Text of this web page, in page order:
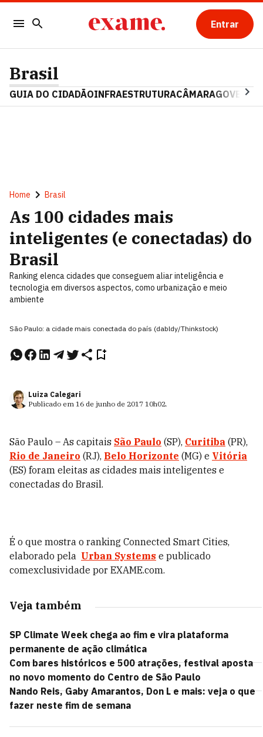
Entrar
Brasil
GUIA DO CIDADÃOINFRAESTRUTURACÂMARAGOVERNO
Home Brasil
As 100 cidades mais
inteligentes (e conectadas) do
Brasil
Ranking elenca cidades que conseguem aliar inteligência e
tecnologia em diversos aspectos, como urbanização e meio
ambiente
São Paulo: a cidade mais conectada do país (dabldy/Thinkstock)
Luiza Calegari
Publicado em 16 de junho de 2017 10h02.
São Paulo – As capitais São Paulo (SP), Curitiba (PR),
Rio de Janeiro (RJ), Belo Horizonte (MG) e Vitória
(ES) foram eleitas as cidades mais inteligentes e
conectadas do Brasil.
É o que mostra o ranking Connected Smart Cities,
elaborado pela Urban Systems e publicado
comexclusividade por EXAME.com.
Veja também
SP Climate Week chega ao fim e vira plataforma
permanente de ação climática
Com bares históricos e 500 atrações, festival aposta
no novo momento do Centro de São Paulo
Nando Reis, Gaby Amarantos, Don L e mais: veja o que
fazer neste fim de semana